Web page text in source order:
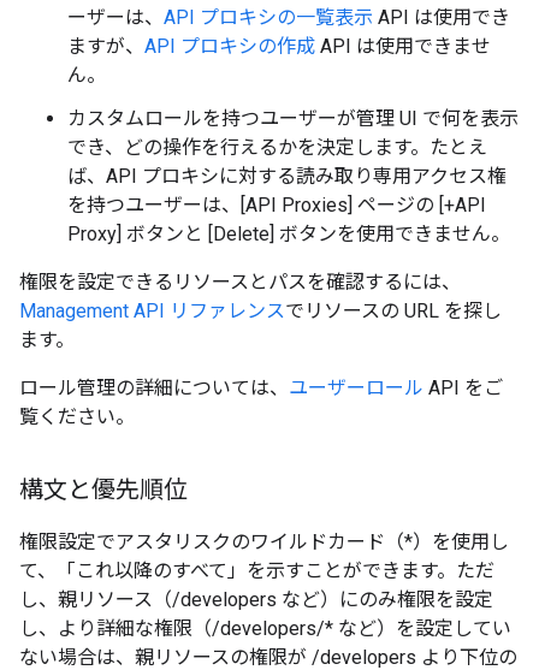
ーザーは、 API プロキシの一覧表示 API は使用でき
ますが、 API プロキシの作成 API は使用できませ
ん。
カスタムロールを持つユーザーが管理 UI で何を表示
でき、どの操作を行えるかを決定します。たとえ
ば、API プロキシに対する読み取り専用アクセス権
を持つユーザーは、[API Proxies] ページの [+API
Proxy] ボタンと [Delete] ボタンを使用できません。
権限を設定できるリソースとパスを確認するには、
Management API リファレンスでリソースの URL を探し
ます。
ロール管理の詳細については、 ユーザーロール API をご
覧ください。
構文と優先順位
権限設定でアスタリスクのワイルドカード（*）を使用し
て、「これ以降のすべて」を示すことができます。ただ
し、親リソース（/developers など）にのみ権限を設定
し、より詳細な権限（/developers/* など）を設定してい
ない場合は、親リソースの権限が /developers より下位の